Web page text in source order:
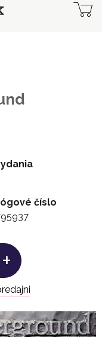
číslo
+